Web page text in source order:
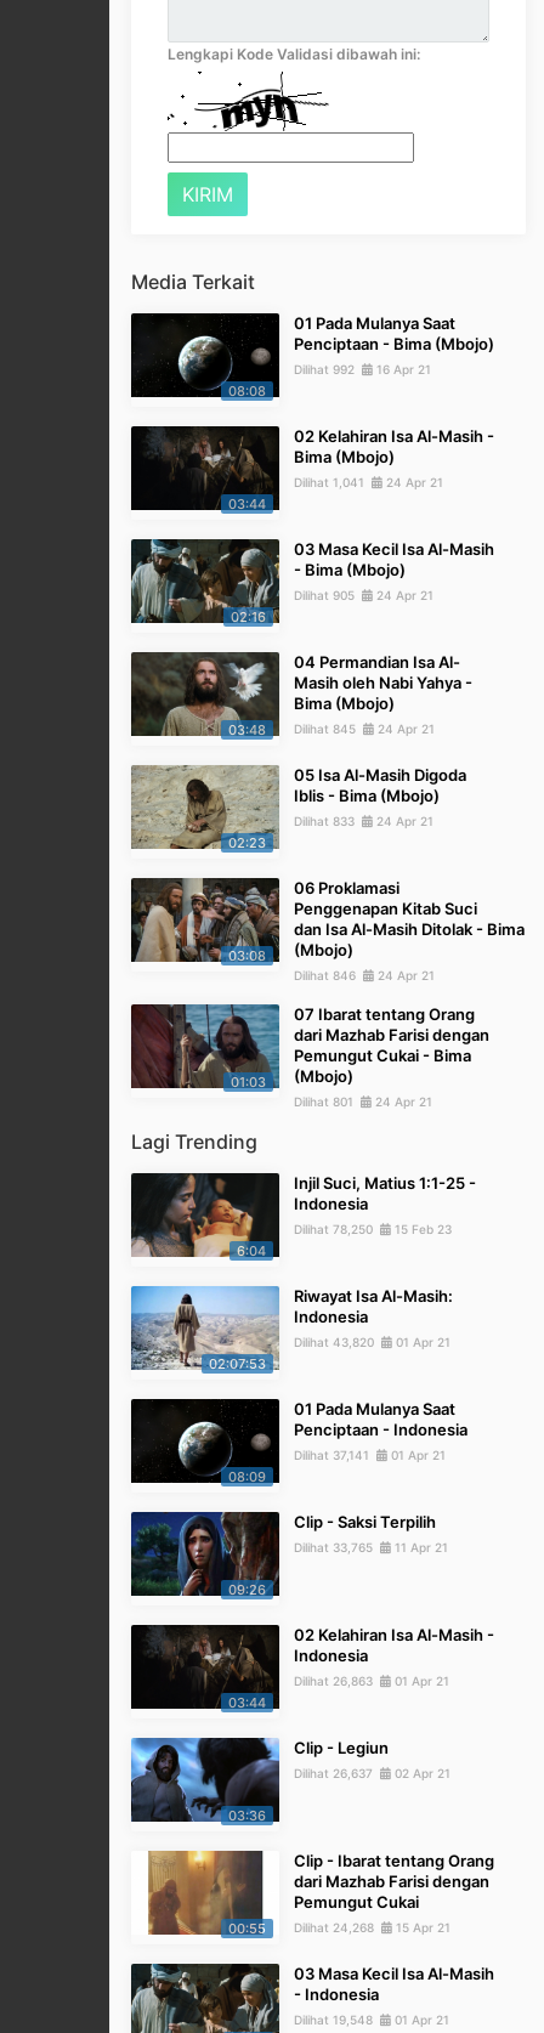
Lengkapi Kode Validasi dibawah ini:
Media Terkait
08:08
01 Pada Mulanya Saat
Penciptaan - Bima (Mbojo)
Dilihat 992 16 Apr 21
03:44
02 Kelahiran Isa Al-Masih -
Bima (Mbojo)
Dilihat 1,041 24 Apr 21
02:16
03 Masa Kecil Isa Al-Masih
- Bima (Mbojo)
Dilihat 905 24 Apr 21
03:48
04 Permandian Isa Al-
Masih oleh Nabi Yahya -
Bima (Mbojo)
Dilihat 845 24 Apr 21
02:23
05 Isa Al-Masih Digoda
Iblis - Bima (Mbojo)
Dilihat 833 24 Apr 21
03:08
06 Proklamasi
Penggenapan Kitab Suci
dan Isa Al-Masih Ditolak - Bima
(Mbojo)
Dilihat 846 24 Apr 21
01:03
07 Ibarat tentang Orang
dari Mazhab Farisi dengan
Pemungut Cukai - Bima
(Mbojo)
Dilihat 801 24 Apr 21
Lagi Trending
6:04
Injil Suci, Matius 1:1-25 -
Indonesia
Dilihat 78,250 15 Feb 23
02:07:53
Riwayat Isa Al-Masih:
Indonesia
Dilihat 43,820 01 Apr 21
08:09
01 Pada Mulanya Saat
Penciptaan - Indonesia
Dilihat 37,141 01 Apr 21
09:26
Clip - Saksi Terpilih
Dilihat 33,765 11 Apr 21
03:44
02 Kelahiran Isa Al-Masih -
Indonesia
Dilihat 26,863 01 Apr 21
03:36
Clip - Legiun
Dilihat 26,637 02 Apr 21
00:55
Clip - Ibarat tentang Orang
dari Mazhab Farisi dengan
Pemungut Cukai
Dilihat 24,268 15 Apr 21
03 Masa Kecil Isa Al-Masih
- Indonesia
Dilihat 19,548 01 Apr 21